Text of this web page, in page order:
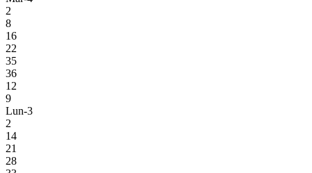
2
8
16
22
35
36
12
9
Lun-3
2
14
21
28